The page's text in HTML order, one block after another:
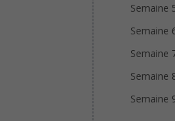
Semaine
Semaine
Semaine
Semaine
Semaine